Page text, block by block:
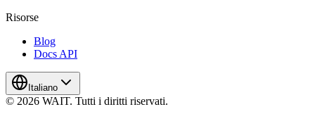
Risorse
Blog
Docs API
Italiano
© 2026 WAIT. Tutti i diritti riservati.